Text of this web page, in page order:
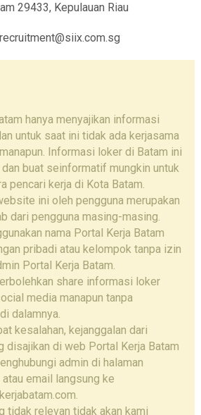
29433, Kepulauan Riau
hanya menyajikan informasi
untuk saat ini tidak ada kerjasama
Informasi loker di Batam ini
dan buat seinformatif mungkin untuk
pencari kerja di Kota Batam.
ini oleh pengguna merupakan
dari pengguna masing-masing.
nama Portal Kerja Batam
pribadi atau kelompok tanpa izin
Portal Kerja Batam.
share informasi loker
media manapun tanpa
dalamnya.
kesalahan, kejanggalan dari
disajikan di web Portal Kerja Batam
admin di halaman
atau email langsung ke
tidak relevan tidak akan kami